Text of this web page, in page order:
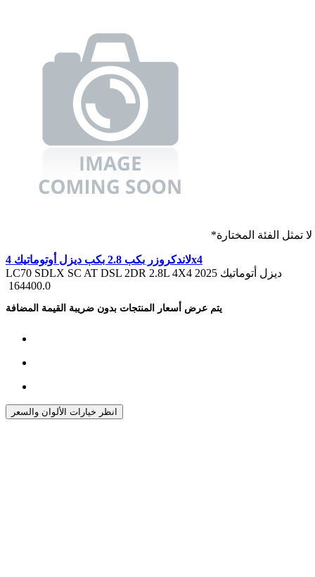
الفئة المختارة
لاندكروزر بكب 2.8 بكب ديزل أوتوماتيك 4x4
LC70 SDLX SC AT DSL 2DR 2.8L 4X4 ديزل أتوماتيك 2025
164400.0
يتم عرض أسعار المنتجات بدون ضريبة القيمة المضافة
انظر خيارات الألوان والسعر